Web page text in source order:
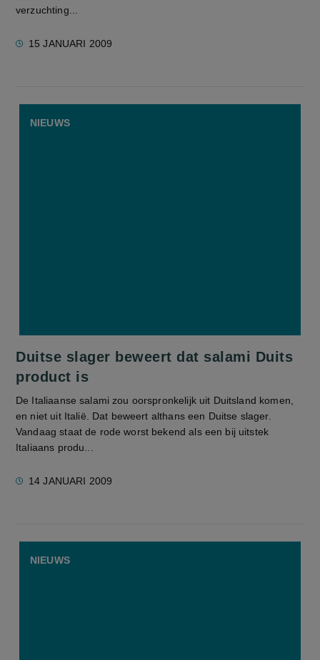
verzuchting...
15 JANUARI 2009
Duitse slager beweert dat salami Duits
product is
De Italiaanse salami zou oorspronkelijk uit Duitsland komen,
en niet uit Italië. Dat beweert althans een Duitse slager.
Vandaag staat de rode worst bekend als een bij uitstek
Italiaans produ...
14 JANUARI 2009
NIEUWS
NIEUWS